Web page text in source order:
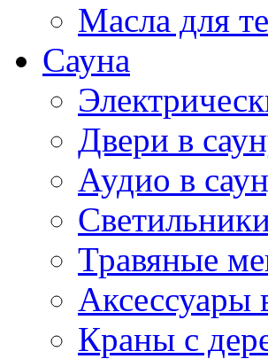
Масла для
Сауна
Двери в
Аудио в
Травяные
Аксессуары
Краны с